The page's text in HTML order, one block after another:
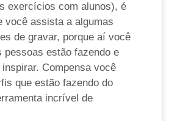
exercícios com alunos), é
você assista a algumas
de gravar, porque aí você
pessoas estão fazendo e
Compensa você
que estão fazendo do
incrível de